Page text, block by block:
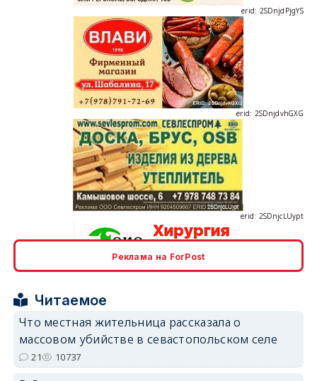
erid: 2SDnjdvhGXG
erid: 2SDnjcrDNw6
Реклама на ForPost
Читаемое
Что местная жительница рассказала о
массовом убийстве в севастопольском селе
21 10737